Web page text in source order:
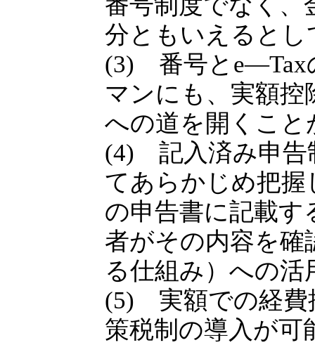
分ともいえると
(3) 番号とe―Tax
マンにも、実額控
への道を開くこと
(4) 記入済み申告
てあらかじめ把握
の申告書に記載す
者がその内容を
る仕組み）への活
(5) 実額での経費
策税制の導入が可